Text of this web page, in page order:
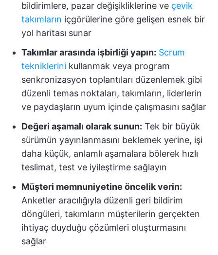
bildirimlere, pazar değişikliklerine ve çevik
takımların içgörülerine göre gelişen esnek bir
yol haritası sunar
Takımlar arasında işbirliği yapın: Scrum
tekniklerini kullanmak veya program
senkronizasyon toplantıları düzenlemek gibi
düzenli temas noktaları, takımların, liderlerin
ve paydaşların uyum içinde çalışmasını sağlar
Değeri aşamalı olarak sunun: Tek bir büyük
sürümün yayınlanmasını beklemek yerine, işi
daha küçük, anlamlı aşamalara bölerek hızlı
teslimat, test ve iyileştirme sağlayın
Müşteri memnuniyetine öncelik verin:
Anketler aracılığıyla düzenli geri bildirim
döngüleri, takımların müşterilerin gerçekten
ihtiyaç duyduğu çözümleri oluşturmasını
sağlar